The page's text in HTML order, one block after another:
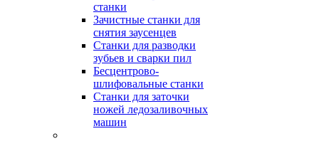
станки
Зачистные станки для
снятия заусенцев
Станки для разводки
зубьев и сварки пил
Бесцентрово-
шлифовальные станки
Станки для заточки
ножей ледозаливочных
машин